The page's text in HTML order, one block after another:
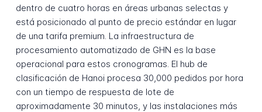
dentro de cuatro horas en áreas urbanas selectas y
está posicionado al punto de precio estándar en lugar
de una tarifa premium. La infraestructura de
procesamiento automatizado de GHN es la base
operacional para estos cronogramas. El hub de
clasificación de Hanoi procesa 30,000 pedidos por hora
con un tiempo de respuesta de lote de
aproximadamente 30 minutos, y las instalaciones más